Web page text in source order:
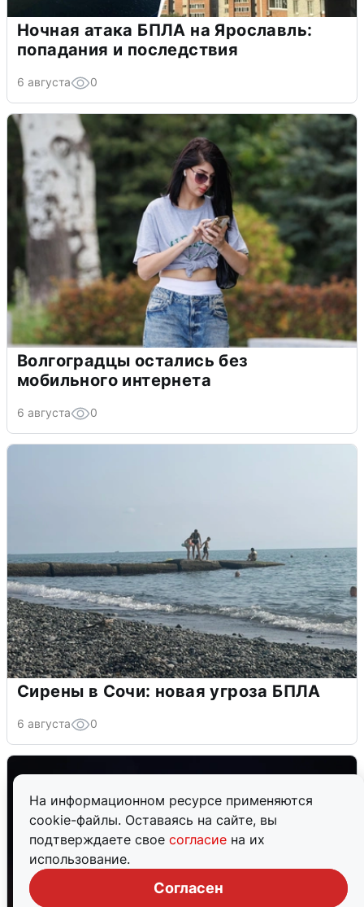
На информационном ресурсе применяются
cookie-файлы. Оставаясь на сайте, вы
подтверждаете свое согласие на их
использование.
Согласен
Ночная атака БПЛА на Ярославль:
попадания и последствия
6 августа 0
Волгоградцы остались без
мобильного интернета
6 августа 0
Сирены в Сочи: новая угроза БПЛА
6 августа 0